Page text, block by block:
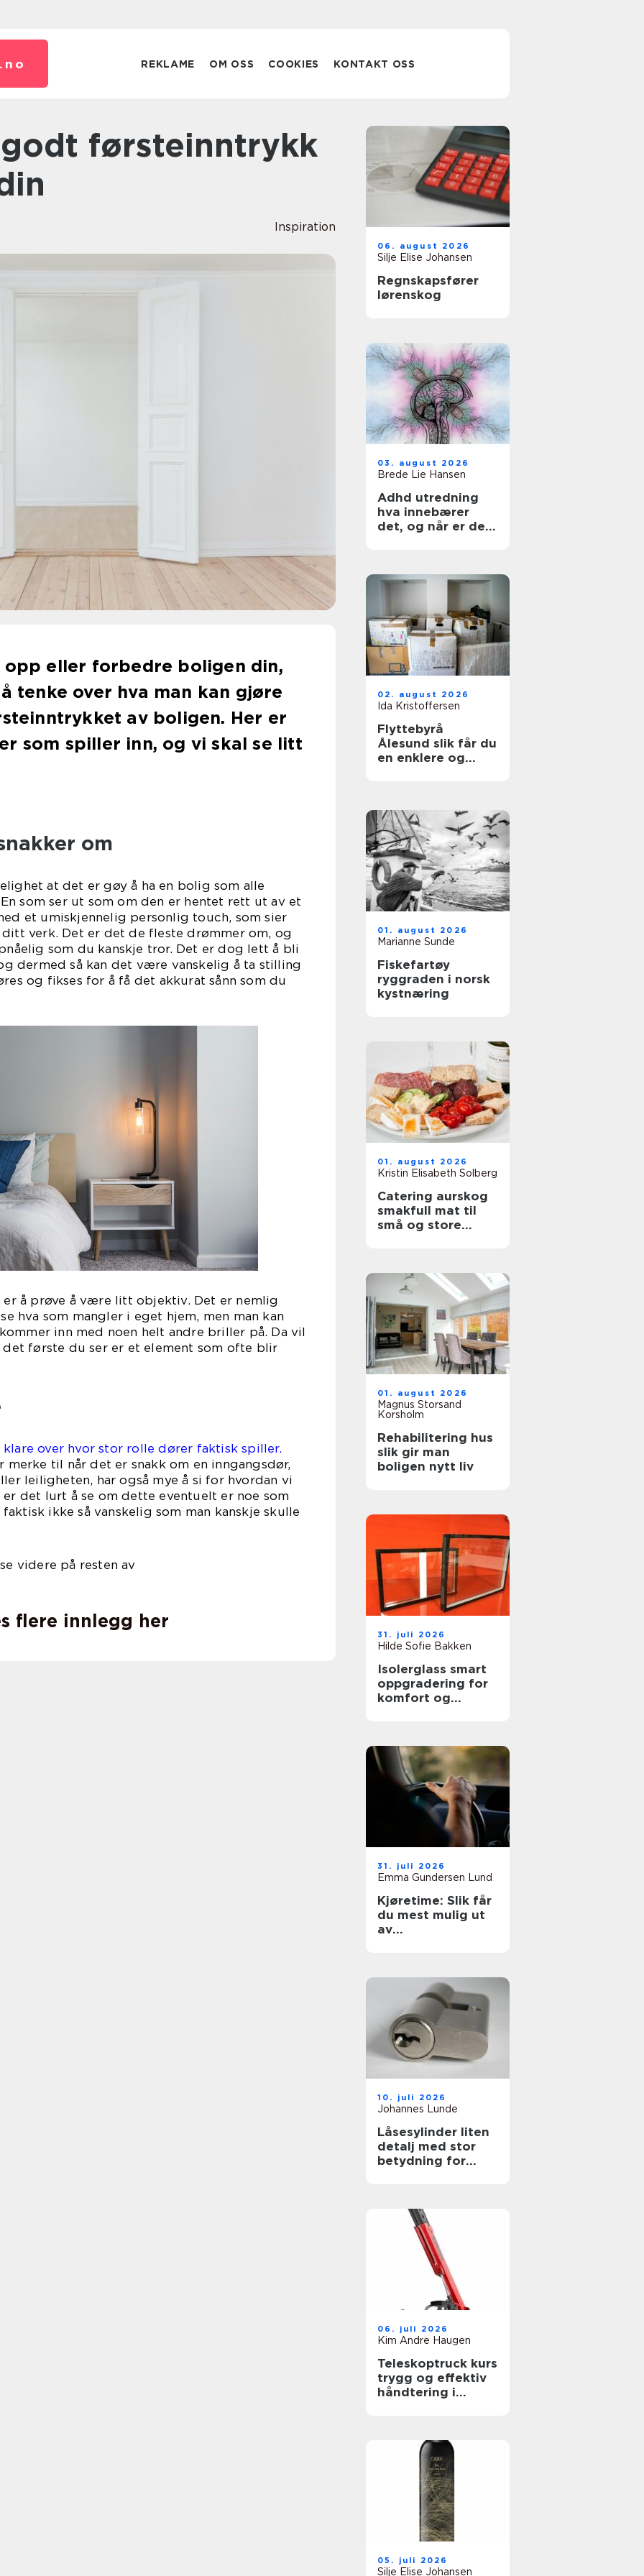
no REKLAME OM OSS COOKIES KONTAKT OSS
Inspiration
opp eller forbedre boligen din,
tenke over hva man kan gjøre
av boligen. Her er
som spiller inn, og vi skal se litt
om
at det er gøy å ha en bolig som alle
som ser ut som om den er hentet rett ut av et
et umiskjennelig personlig touch, som sier
verk. Det er det de fleste drømmer om, og
som du kanskje tror. Det er dog lett å bli
dermed så kan det være vanskelig å ta stilling
og fikses for å få det akkurat sånn som du
er å prøve å være litt objektiv. Det er nemlig
hva som mangler i eget hjem, men man kan
inn med noen helt andre briller på. Da vil
første du ser er et element som ofte blir
over hvor stor rolle dører faktisk spiller.
til når det er snakk om en inngangsdør,
leiligheten, har også mye å si for hvordan vi
det lurt å se om dette eventuelt er noe som
ikke så vanskelig som man kanskje skulle
videre på resten av
flere innlegg her
06. august 2026
Silje Elise Johansen
Regnskapsfører
lørenskog
03. august 2026
Brede Lie Hansen
Adhd utredning
hva innebærer
det, og når er det
02. august 2026
Ida Kristoffersen
Flyttebyrå
Ålesund slik får du
en enklere og
01. august 2026
Marianne Sunde
Fiskefartøy
ryggraden i norsk
kystnæring
01. august 2026
Kristin Elisabeth Solberg
Catering aurskog
smakfull mat til
små og store
01. august 2026
Magnus Storsand
Korsholm
Rehabilitering hus
slik gir man
boligen nytt liv
31. juli 2026
Hilde Sofie Bakken
Isolerglass smart
oppgradering for
komfort og
31. juli 2026
Emma Gundersen Lund
Kjøretime: Slik får
du mest mulig ut
av
10. juli 2026
Johannes Lunde
Låsesylinder liten
detalj med stor
betydning for
06. juli 2026
Kim Andre Haugen
Teleskoptruck kurs
trygg og effektiv
håndtering i
05. juli 2026
Silje Elise Johansen